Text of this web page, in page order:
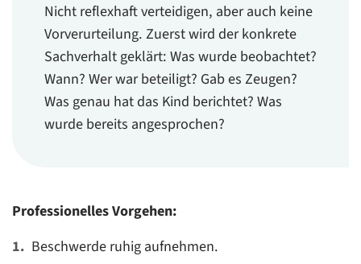
Nicht reflexhaft verteidigen, aber auch keine
Vorverurteilung. Zuerst wird der konkrete
Sachverhalt geklärt: Was wurde beobachtet?
Wann? Wer war beteiligt? Gab es Zeugen?
Was genau hat das Kind berichtet? Was
wurde bereits angesprochen?
Professionelles Vorgehen:
Beschwerde ruhig aufnehmen.